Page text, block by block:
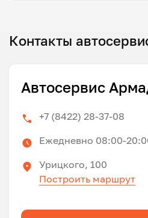
Контакты
Автосервис
+7 (8422) 28-37-08
Ежедневно 08:00-
Урицкого, 100
Построить маршрут